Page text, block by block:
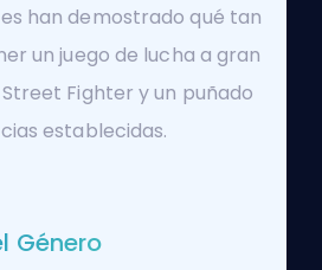
han demostrado qué tan
un juego de lucha a gran
Fighter y un puñado
establecidas.
Género